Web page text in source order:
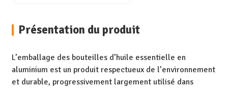
Présentation du produit
L’emballage des bouteilles d’huile essentielle en
aluminium est un produit respectueux de l’environnement
et durable, progressivement largement utilisé dans